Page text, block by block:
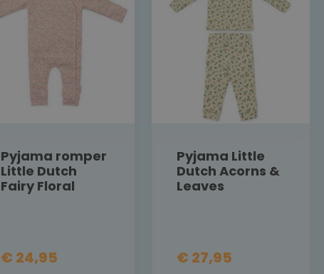
Pyjama romper
Little Dutch
Fairy Floral
€ 24,95
Pyjama Little
Dutch Acorns &
Leaves
€ 27,95